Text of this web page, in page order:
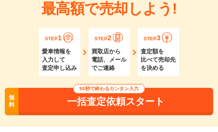
最高額で売却しよう!
STEP1
愛車情報を
入力して
査定申し込み
STEP2
買取店から
電話、メール
でご連絡
STEP3
査定額を
比べて売却先
を決める
無
料
90秒で終わるカンタン入力
一括査定依頼スタート